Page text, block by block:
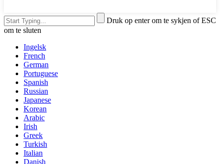
Druk op enter om te sykjen of ESC
om te sluten
Ingelsk
French
German
Portuguese
Spanish
Russian
Japanese
Korean
Arabic
Irish
Greek
Turkish
Italian
Danish